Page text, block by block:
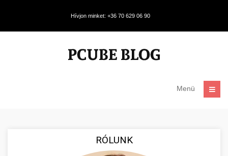
Hívjon minket: +36 70 629 06 90
Menü
RÓLUNK